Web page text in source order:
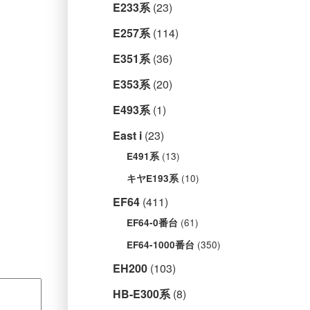
E233系(23)
E257系(114)
E351系(36)
E353系(20)
E493系(1)
East i (23)
E491系(13)
キヤE193系(10)
EF64 (411)
EF64-0番台 (61)
EF64-1000番台 (350)
EH200 (103)
HB-E300系(8)